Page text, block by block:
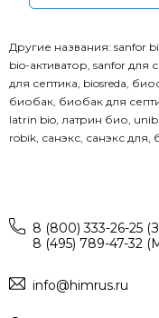
Другие названия: sanfor
bio-активатор, sanfor для
для септика, biosreda,
биобак, биобак для
latrin bio, латрин био,
robik, санэкс, санэкс
8 (800) 333-26-25
8 (495) 789-47-32
info@himrus.ru